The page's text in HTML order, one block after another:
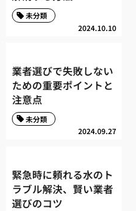
2024.10.10
未分類
業者選びで失敗しない
ための重要ポイントと
注意点
2024.09.27
未分類
緊急時に頼れる水のト
ラブル解決、賢い業者
選びのコツ